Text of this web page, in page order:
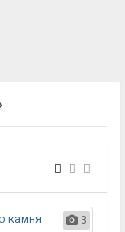
3